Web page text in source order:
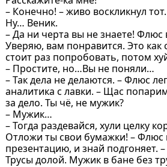
– Конечно! – живо воскликнул
Ну… Веник.
– Да ни черта вы не знаете! Флюс
Уверяю, вам понравится. Это как
стоит раз попробовать, потом
– Простите, но…Вы не поняли…
– Так дела не делаются. – Флюс
аналитика с лавки. – Щас
за дело. Ты чё, не мужик?
– Мужик…
– Тогда раздевайся, хули целку
Отложи ты свои бумажки! – Флюс
презентацию, и знай подгоняет.
Трусы долой. Мужик в бане без